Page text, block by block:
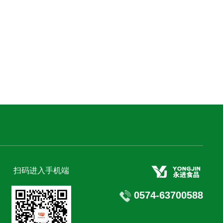
扫码进入手机端
0574-63700588